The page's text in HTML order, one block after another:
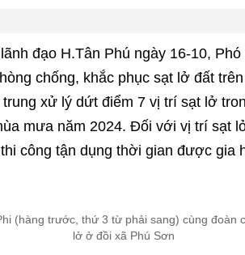
đạo H.Tân Phú ngày 16-10,
chống, khắc phục sạt lở đất
xử lý dứt điểm 7 vị trí sạt lở
mưa năm 2024. Đối với vị trí sạt
công tận dụng thời gian được gia
(hàng trước, thứ 3 từ phải sang) cùng đoàn
lở ở đồi xã Phú Sơn